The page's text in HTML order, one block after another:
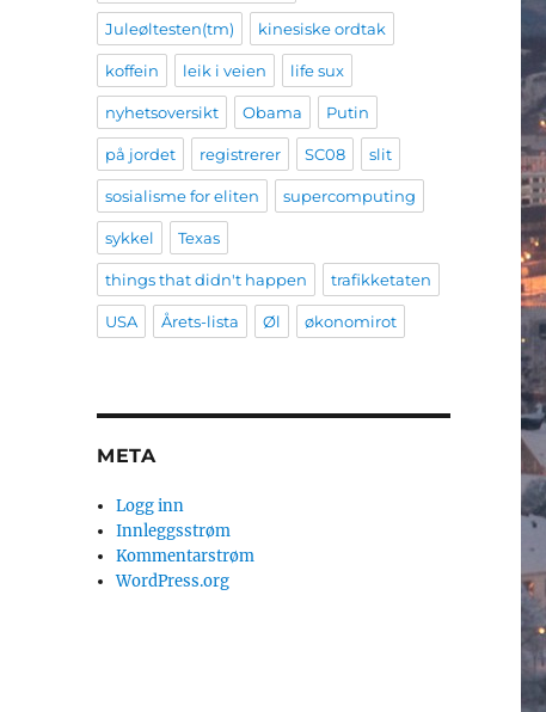
Juleøltesten(tm) kinesiske ordtak
koffein leik i veien life sux
nyhetsoversikt Obama Putin
på jordet registrerer SC08 slit
sosialisme for eliten supercomputing
sykkel Texas
things that didn't happen trafikketaten
USA Årets-lista Øl økonomirot
META
Logg inn
Innleggsstrøm
Kommentarstrøm
WordPress.org